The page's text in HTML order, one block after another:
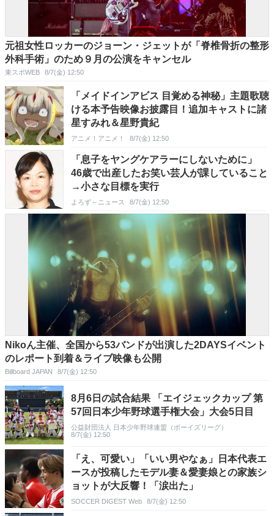
元祖女性ロッカーのジョーン・ジェットが「脊椎骨折の整形
外科手術」のため９月の公演をキャンセル
東スポWEB 8/7(金) 12:50
「メイドインアビス 目覚める神秘」主題歌聴
ける本予告映像お披露目！追加キャストに諸
星すみれ＆星野貴紀
アニメ！アニメ！ 8/7(金) 12:50
「息子をヤングケアラーにしないために」
46歳で出産したお笑い芸人が課していること
→小さな目標を実行
よろず～ニュース 8/7(金) 12:50
Nikoん主催、全国から53バンドが出演した2DAYSイベント
のレポート到着＆ライブ映像も公開
Billboard JAPAN 8/7(金) 12:50
8月6日の試合結果 「エイジェックカップ 第
57回日本少年野球選手権大会」大会5日目
公益財団法人 日本少年野球連盟（ボーイズリーグ）
8/7(金) 12:50
「え、可愛い」「いい男やなぁ」日本代表エ
ースが投稿したモデル妻＆愛妻娘との家族シ
ョットが大反響！「涙出た」
SOCCER DIGEST Web 8/7(金) 12:50